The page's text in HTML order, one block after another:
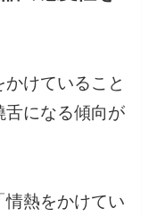
けていること
舌になる傾向が
熱をかけてい